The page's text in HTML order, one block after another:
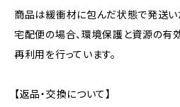
商品は緩衝材に包んだ状態で発送い
宅配便の場合、環境保護と資源の有
再利用を行っています。
【返品・交換について】